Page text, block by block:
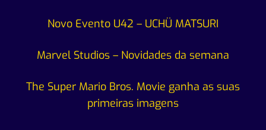
Novo Evento U42 – UCHÜ MATSURI
Marvel Studios – Novidades da semana
The Super Mario Bros. Movie ganha as suas
primeiras imagens